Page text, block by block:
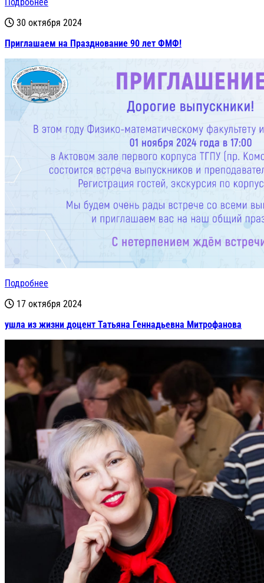
30 октября 2024
Приглашаем на Празднование 90 лет ФМФ!
Подробнее
17 октября 2024
ушла из жизни доцент Татьяна Геннадьевна Митрофанова